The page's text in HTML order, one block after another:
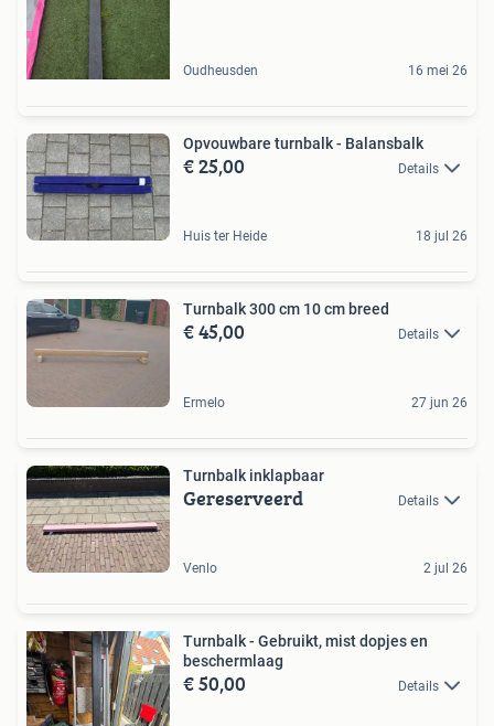
Oudheusden 16 mei 26
Opvouwbare turnbalk - Balansbalk
€ 25,00 Details
Huis ter Heide 18 jul 26
Turnbalk 300 cm 10 cm breed
€ 45,00 Details
Ermelo 27 jun 26
Turnbalk inklapbaar
Gereserveerd Details
Venlo 2 jul 26
Turnbalk - Gebruikt, mist dopjes en
beschermlaag
€ 50,00 Details